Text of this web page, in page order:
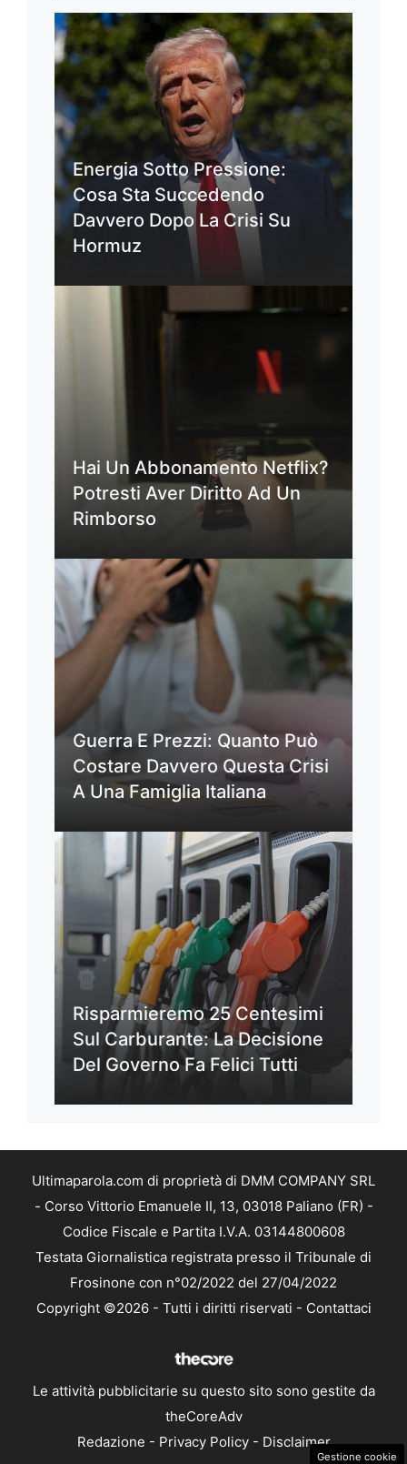
Energia Sotto Pressione:
Cosa Sta Succedendo
Davvero Dopo La Crisi Su
Hormuz
Hai Un Abbonamento Netflix?
Potresti Aver Diritto Ad Un
Rimborso
Guerra E Prezzi: Quanto Può
Costare Davvero Questa Crisi
A Una Famiglia Italiana
Risparmieremo 25 Centesimi
Sul Carburante: La Decisione
Del Governo Fa Felici Tutti
Ultimaparola.com di proprietà di DMM COMPANY SRL
- Corso Vittorio Emanuele II, 13, 03018 Paliano (FR) -
Codice Fiscale e Partita I.V.A. 03144800608
Testata Giornalistica registrata presso il Tribunale di
Frosinone con n°02/2022 del 27/04/2022
Copyright ©2026 - Tutti i diritti riservati - Contattaci
Le attività pubblicitarie su questo sito sono gestite da
theCoreAdv
Redazione - Privacy Policy- Disclaimer
Gestione cookie